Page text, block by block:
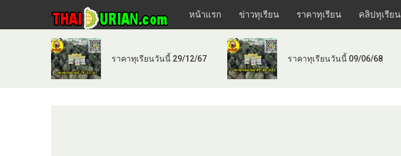
หน้าแรก ข่าวทุเรียน ราคาทุเรียน คลิปทุเรียน
ราคาทุเรียนวันนี้ 29/12/67 ราคาทุเรียนวันนี้ 09/06/68